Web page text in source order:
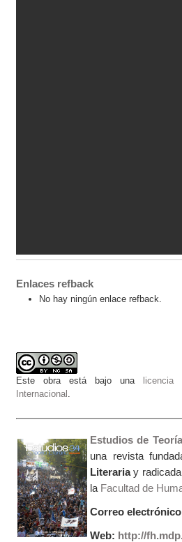
Enlaces refback
No hay ningún enlace refback.
Este obra está bajo una
licencia
Internacional
Estudios de
una revista
Literariay
la Facultad de
Correo
Web: http://